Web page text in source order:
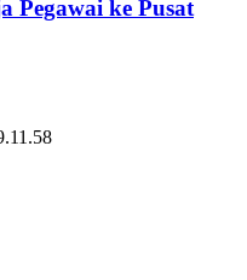
Pegawai ke Pusat